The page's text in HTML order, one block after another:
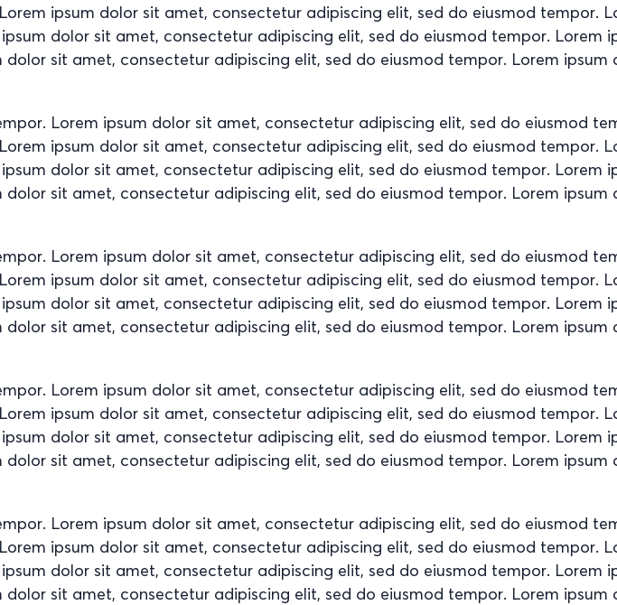
ipsum dolor sit amet, consectetur adipiscing elit, sed do eiusmod tempor.
dolor sit amet, consectetur adipiscing elit, sed do eiusmod tempor. Lorem
sit amet, consectetur adipiscing elit, sed do eiusmod tempor. Lorem ipsum
Lorem ipsum dolor sit amet, consectetur adipiscing elit, sed do eiusmod
ipsum dolor sit amet, consectetur adipiscing elit, sed do eiusmod tempor.
dolor sit amet, consectetur adipiscing elit, sed do eiusmod tempor. Lorem
sit amet, consectetur adipiscing elit, sed do eiusmod tempor. Lorem ipsum
Lorem ipsum dolor sit amet, consectetur adipiscing elit, sed do eiusmod
ipsum dolor sit amet, consectetur adipiscing elit, sed do eiusmod tempor.
dolor sit amet, consectetur adipiscing elit, sed do eiusmod tempor. Lorem
sit amet, consectetur adipiscing elit, sed do eiusmod tempor. Lorem ipsum
Lorem ipsum dolor sit amet, consectetur adipiscing elit, sed do eiusmod
ipsum dolor sit amet, consectetur adipiscing elit, sed do eiusmod tempor.
dolor sit amet, consectetur adipiscing elit, sed do eiusmod tempor. Lorem
sit amet, consectetur adipiscing elit, sed do eiusmod tempor. Lorem ipsum
Lorem ipsum dolor sit amet, consectetur adipiscing elit, sed do eiusmod
ipsum dolor sit amet, consectetur adipiscing elit, sed do eiusmod tempor.
dolor sit amet, consectetur adipiscing elit, sed do eiusmod tempor. Lorem
sit amet, consectetur adipiscing elit, sed do eiusmod tempor. Lorem ipsum